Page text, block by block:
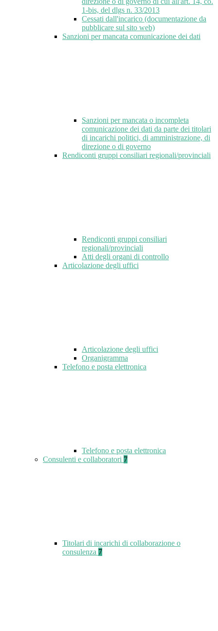
1-bis, del dlgs n. 33/2013
Cessati dall'incarico (documentazione da
pubblicare sul sito web)
Sanzioni per mancata comunicazione dei dati
Sanzioni per mancata o incompleta
comunicazione dei dati da parte dei titolari
di incarichi politici, di amministrazione, di
direzione o di governo
Rendiconti gruppi consiliari regionali/provinciali
Rendiconti gruppi consiliari
regionali/provinciali
Atti degli organi di controllo
Articolazione degli uffici
Articolazione degli uffici
Organigramma
Telefono e posta elettronica
Telefono e posta elettronica
Consulenti e collaboratori 7
Titolari di incarichi di collaborazione o
consulenza 7